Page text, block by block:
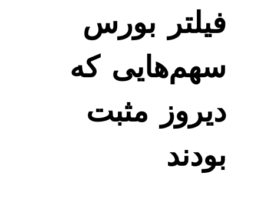
فیلتر بورس
سهم‌هایی که
دیروز مثبت
بودند